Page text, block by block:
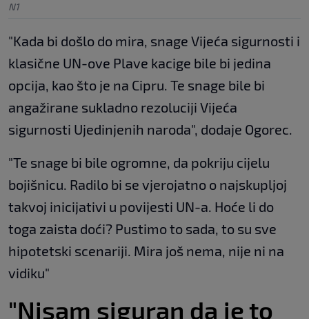
N1
"Kada bi došlo do mira, snage Vijeća sigurnosti i
klasične UN-ove Plave kacige bile bi jedina
opcija, kao što je na Cipru. Te snage bile bi
angažirane sukladno rezoluciji Vijeća
sigurnosti Ujedinjenih naroda", dodaje Ogorec.
"Te snage bi bile ogromne, da pokriju cijelu
bojišnicu. Radilo bi se vjerojatno o najskupljoj
takvoj inicijativi u povijesti UN-a. Hoće li do
toga zaista doći? Pustimo to sada, to su sve
hipotetski scenariji. Mira još nema, nije ni na
vidiku"
"Nisam siguran da je to